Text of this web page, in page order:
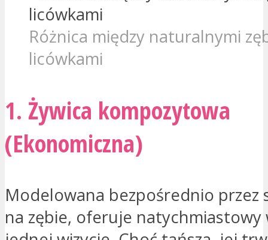
Różnica między naturalnymi
licówkami
1. Żywica kompozytowa
(Ekonomiczna)
Modelowana bezpośrednio przez
na zębie, oferuje natychmiastowy